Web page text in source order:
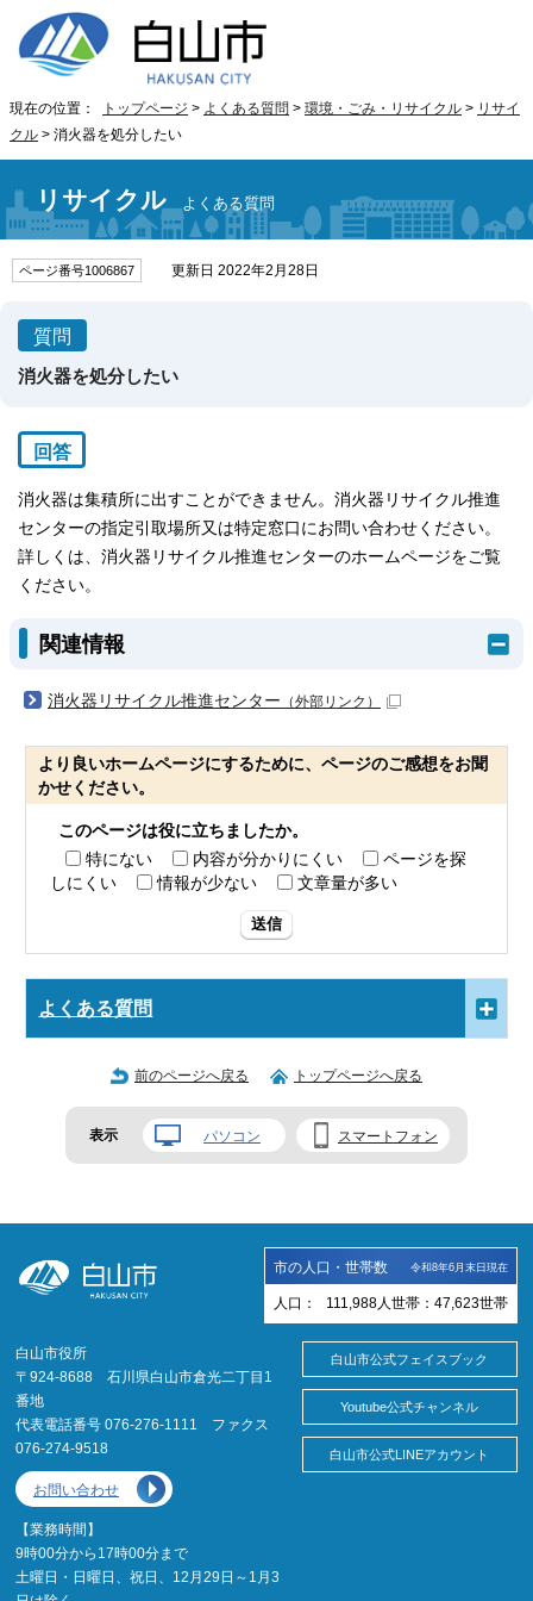
現在の位置： トップページ > よくある質問 > 環境・ごみ・リサイクル > リサイ
クル > 消火器を処分したい
リサイクル よくある質問
ページ番号1006867 更新日 2022年2月28日
質問
消火器を処分したい
回答
消火器は集積所に出すことができません。消火器リサイクル推進
センターの指定引取場所又は特定窓口にお問い合わせください。
詳しくは、消火器リサイクル推進センターのホームページをご覧
ください。
関連情報
消火器リサイクル推進センター （外部リンク）
より良いホームページにするために、ページのご感想をお聞
かせください。
このページは役に立ちましたか。
特にない
内容が分かりにくい
ページを探
しにくい
情報が少ない 文章量が多い
送信
よくある質問
前のページへ戻る トップページへ戻る
表示 パソコン スマートフォン
市の人口・世帯数 令和8年6月末日現在
人口： 111,988 人 世帯： 47,623世帯
白山市役所
〒924-8688 石川県白山市倉光二丁目1
番地
代表電話番号 076-276-1111 ファクス
076-274-9518
お問い合わせ
【業務時間】
9時00分から17時00分まで
土曜日・日曜日、祝日、12月29日～1月3
白山市公式フェイスブック
Youtube公式チャンネル
白山市公式LINEアカウント